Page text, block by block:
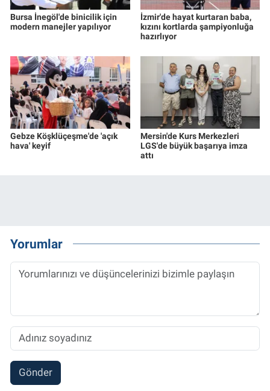
Bursa İnegöl'de binicilik için
modern manejler yapılıyor
İzmir'de hayat kurtaran baba,
kızını kortlarda şampiyonluğa
hazırlıyor
Gebze Köşklüçeşme'de 'açık
hava' keyif
Mersin'de Kurs Merkezleri
LGS'de büyük başarıya imza
attı
Yorumlar
Gönder